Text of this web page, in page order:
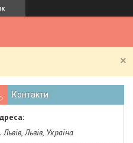
Контакти
Львів, Львів, Україна